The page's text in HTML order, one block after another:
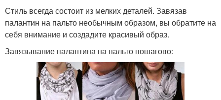
Стиль всегда состоит из мелких деталей. Завязав
палантин на пальто необычным образом, вы обратите на
себя внимание и создадите красивый образ.
Завязывание палантина на пальто пошагово: